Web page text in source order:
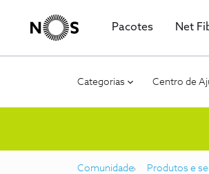
Pacotes Net
Categorias Centro de
Comunidade Produtos e